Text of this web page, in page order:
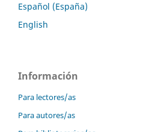
Español (España)
English
Información
Para lectores/as
Para autores/as